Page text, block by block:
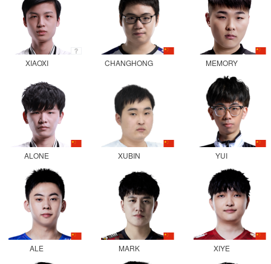
XIAOXI CHANGHONG MEMORY
ALONE XUBIN YUI
ALE MARK XIYE